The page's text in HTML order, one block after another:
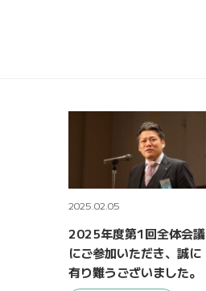
2025.02.05
2025年度第1回全体会議
にご参加いただき、誠に
有り難うございました。